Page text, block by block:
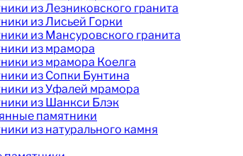
из Лезниковского гранита
из Лисьей Горки
из Мансуровского гранита
из мрамора
из мрамора Коелга
из Сопки Бунтина
из Уфалей мрамора
из Шанкси Блэк
памятники
из натурального камня